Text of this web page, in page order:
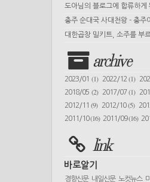
도아님의 블로그에 합류하게
충주 순대국 사대천왕 - 충주
대한곱창 밀키트, 소주를 부
archive
2023/01 (1) 2022/12(1)
2018/05 (2) 2017/07(1)
2012/11(9) 2012/10(5)
2011/10(16) 2011/09(16)
link
바로알기
경향신문 내일신문 노컷뉴스